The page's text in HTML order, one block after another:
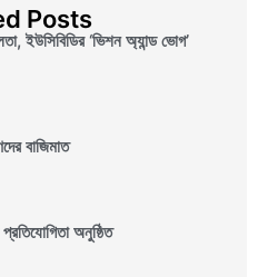
Posts
ইউসিবিডির ‘ভিশন অ্যান্ড ভোগ’
বাজিমাত
অনুষ্ঠিত